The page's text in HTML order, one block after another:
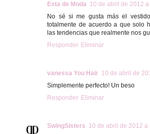
Esta de Moda 10 de abril de 2012
No sé si me gusta más el
totalmente de acuerdo a que solo
las tendencias que realmente nos
Responder Eliminar
vanessa You Hair 10 de abril de
Simplemente perfecto! Un beso
Responder Eliminar
SwingSisters 10 de abril de 2012 a